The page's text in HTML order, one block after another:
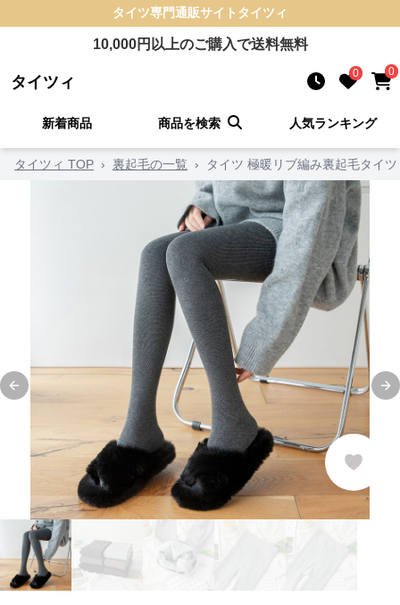
タイツ専門通販サイト タイツィ
10,000円以上のご購入で送料無料
タイツィ 0 0
新着商品 商品を検索 人気ランキング
タイツィ TOP › 裏起毛の一覧 › タイツ 極暖リブ編み裏起毛タイツ
Previous slide